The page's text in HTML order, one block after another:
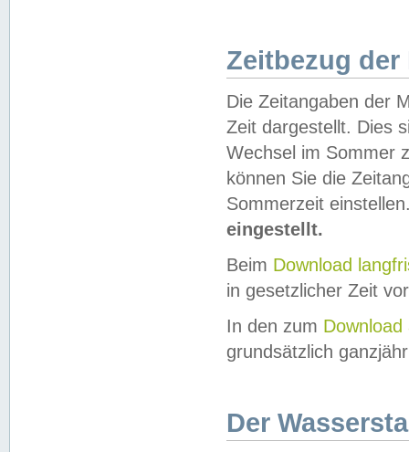
Zeitbezug der
Die Zeitangaben der
Zeit dargestellt. Dies
Wechsel im Sommer
können Sie die
Sommerzeit
eingestellt.
Beim Download
in gesetzlicher Zeit
In den zum Download
grundsätzlich
Der